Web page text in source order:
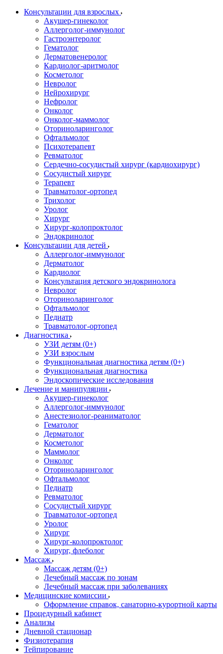
Консультации для взрослых
Акушер-гинеколог
Аллерголог-иммунолог
Гастроэнтеролог
Гематолог
Дерматовенеролог
Кардиолог-аритмолог
Косметолог
Невролог
Нейрохирург
Нефролог
Онколог
Онколог-маммолог
Оториноларинголог
Офтальмолог
Психотерапевт
Ревматолог
Сердечно-сосудистый хирург (кардиохирург)
Сосудистый хирург
Терапевт
Травматолог-ортопед
Трихолог
Уролог
Хирург
Хирург-колопроктолог
Эндокринолог
Консультации для детей
Аллерголог-иммунолог
Дерматолог
Кардиолог
Консультация детского эндокринолога
Невролог
Оториноларинголог
Офтальмолог
Педиатр
Травматолог-ортопед
Диагностика
УЗИ детям (0+)
УЗИ взрослым
Функциональная диагностика детям (0+)
Функциональная диагностика
Эндоскопические исследования
Лечение и манипуляции
Акушер-гинеколог
Аллерголог-иммунолог
Анестезиолог-реаниматолог
Гематолог
Дерматолог
Косметолог
Маммолог
Онколог
Оториноларинголог
Офтальмолог
Педиатр
Ревматолог
Сосудистый хирург
Травматолог-ортопед
Уролог
Хирург
Хирург-колопроктолог
Хирург, флеболог
Массаж
Массаж детям (0+)
Лечебный массаж по зонам
Лечебный массаж при заболеваниях
Медицинские комиссии
Оформление справок, санаторно-курортной карты
Процедурный кабинет
Анализы
Дневной стационар
Физиотерапия
Тейпирование